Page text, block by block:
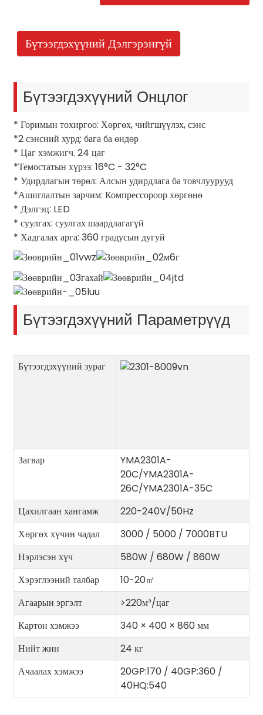
Бүтээгдэхүүний Дэлгэрэнгүй
Бүтээгдэхүүний Онцлог
* Горимын тохиргоо: Хөргөх, чийгшүүлэх, сэнс
*2 сэнсний хурд: бага ба өндөр
* Цаг хэмжигч. 24 цаг
*Темостатын хүрээ: 16°C - 32°C
* Удирдлагын төрөл: Алсын удирдлага ба товчлуурууд
*Ашиглалтын зарчим: Компрессороор хөргөнө
* Дэлгэц: LED
* суулгах: суулгах шаардлагагүй
* Хадгалах арга: 360 градусын дугуй
Бүтээгдэхүүний Параметрүүд
Бүтээгдэхүүний зураг
Загвар
YMA2301A-
20C/YMA2301A-
26C/YMA2301A-35C
Цахилгаан хангамж
220-240V/50Hz
Хөргөх хүчин чадал
3000 / 5000 / 7000BTU
Нэрлэсэн хүч
580W / 680W / 860W
Хэрэглээний талбар
10-20㎡
Агаарын эргэлт
>220м³/цаг
Картон хэмжээ
340 × 400 × 860 мм
Нийт жин
24 кг
Ачаалах хэмжээ
20GP:170 / 40GP:360 /
40HQ:540